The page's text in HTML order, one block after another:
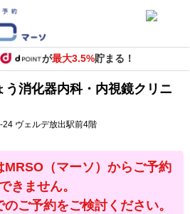
が最大3.5%貯まる！
う消化器内科・内視鏡クリニ
24 ヴェルデ放出駅前4階
MRSO（マーソ）からご予約
きません。
ご予約をご検討ください。